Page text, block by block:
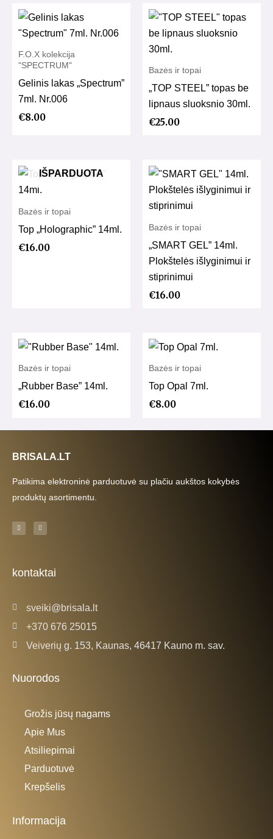
F.O.X kolekcija
"SPECTRUM"
Gelinis lakas „Spectrum”
7ml. Nr.006
€8.00
Bazės ir topai
„TOP STEEL” topas be
lipnaus sluoksnio 30ml.
€25.00
IŠPARDUOTA
Bazės ir topai
Top „Holographic” 14ml.
€16.00
Bazės ir topai
„SMART GEL” 14ml.
Plokštelės išlyginimui ir
stiprinimui
€16.00
Bazės ir topai
„Rubber Base” 14ml.
€16.00
Bazės ir topai
Top Opal 7ml.
€8.00
BRISALA.LT
Patikima elektroninė parduotuvė su plačiu aukštos kokybės
produktų asortimentu.
F
a
c
-
f
I
n
s
m
kontaktai
sveiki@brisala.lt
+370 676 25015
Veiverių g. 153, Kaunas, 46417 Kauno m. sav.
Nuorodos
Grožis jūsų nagams
Apie Mus
Atsiliepimai
Parduotuvė
Krepšelis
Informacija